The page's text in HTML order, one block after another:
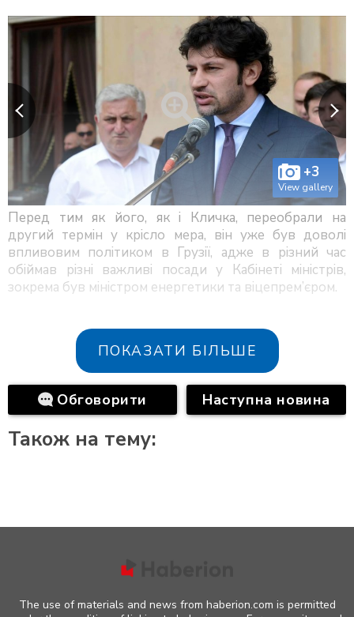
+3
View gallery
Перед тим як його, як і Кличка, переобрали на
другий термін у крісло мера, він уже був доволі
впливовим політиком в Грузії, адже в різний час
обіймав різні важливі посади у Кабінеті міністрів,
зокрема був міністром енергетики та віцепрем’єром.
ПОКАЗАТИ БІЛЬШЕ
Обговорити Наступна новина
Також на тему:
The use of materials and news from haberion.com is permitted